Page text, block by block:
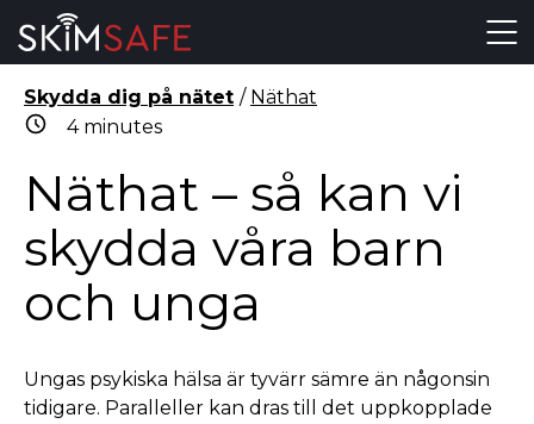
Skip to content
Skydda dig på nätet / Näthat
4minutes
Näthat – så kan vi
skydda våra barn
och unga
Ungas psykiska hälsa är tyvärr sämre än någonsin
tidigare. Paralleller kan dras till det uppkopplade